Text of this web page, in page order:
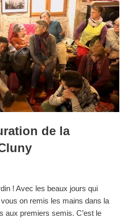
de la
! Avec les beaux jours qui
on remis les mains dans la
aux premiers semis. C’est le